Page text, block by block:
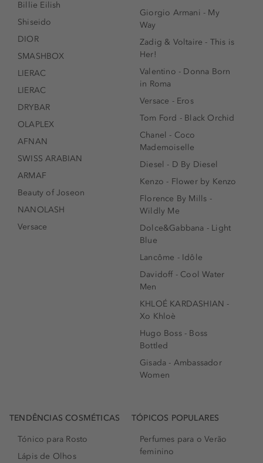
Billie Eilish
Shiseido
DIOR
SMASHBOX
LIERAC
LIERAC
DRYBAR
OLAPLEX
AFNAN
SWISS ARABIAN
ARMAF
Beauty of Joseon
NANOLASH
Versace
Giorgio Armani - My
Way
Zadig & Voltaire - This is
Her!
Valentino - Donna Born
in Roma
Versace - Eros
Tom Ford - Black Orchid
Chanel - Coco
Mademoiselle
Diesel - D By Diesel
Kenzo - Flower by Kenzo
Florence By Mills -
Wildly Me
Dolce&Gabbana - Light
Blue
Lancôme - Idôle
Davidoff - Cool Water
Men
KHLOÉ KARDASHIAN -
Xo Khloè
Hugo Boss - Boss
Bottled
Gisada - Ambassador
Women
TENDÊNCIAS COSMÉTICAS
Tónico para Rosto
Lápis de Olhos
TÓPICOS POPULARES
Perfumes para o Verão
feminino